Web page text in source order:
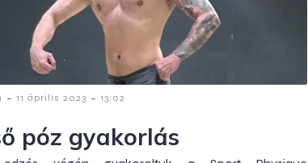
- 11 április 2023 - 13:02
póz gyakorlás